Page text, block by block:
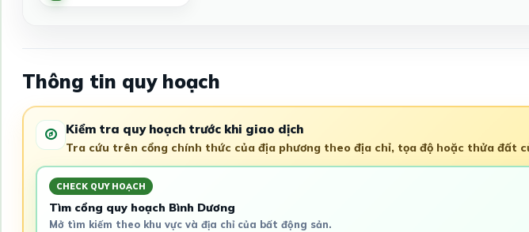
Thông tin quy hoạch
Kiểm tra quy hoạch trước khi giao dịch
Tra cứu trên cổng chính thức của địa phương theo địa chỉ, tọa độ hoặc thửa đất
CHECK QUY HOẠCH
Tìm cổng quy hoạch Bình Dương
Mở tìm kiếm theo khu vực và địa chỉ của bất động sản.